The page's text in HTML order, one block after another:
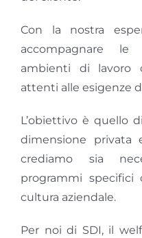
Con la nostra
accompagnare le
ambienti di lavoro
attenti alle esigenze
L’obiettivo è quello
dimensione privata
crediamo sia
programmi specifici
cultura aziendale.
Per noi di SDI, il